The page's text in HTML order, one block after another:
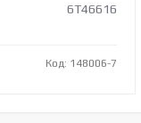
6T46616
Код: 148006-7